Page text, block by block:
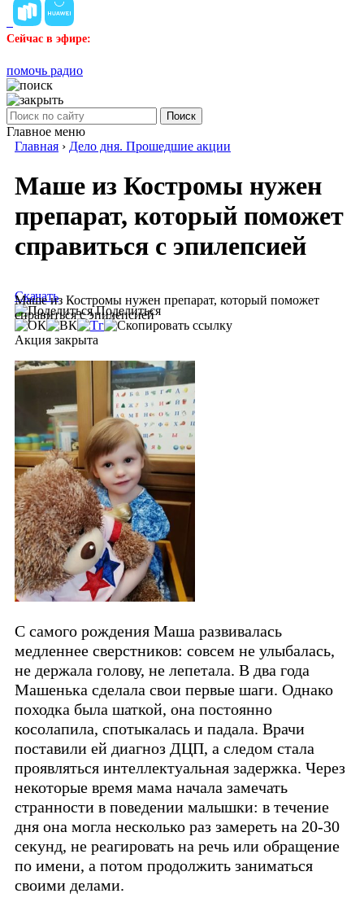
Сейчас в эфире:
помочь радио
Поиск
Главное меню
Главная › Дело дня. Прошедшие акции
Маше из Костромы нужен
препарат, который поможет
справиться с эпилепсией
Маше из Костромы нужен препарат, который поможет
справиться с эпилепсией
Скачать
Поделиться
Акция закрыта
С самого рождения Маша развивалась
медленнее сверстников: совсем не улыбалась,
не держала голову, не лепетала. В два года
Машенька сделала свои первые шаги. Однако
походка была шаткой, она постоянно
косолапила, спотыкалась и падала. Врачи
поставили ей диагноз ДЦП, а следом стала
проявляться интеллектуальная задержка. Через
некоторые время мама начала замечать
странности в поведении малышки: в течение
дня она могла несколько раз замереть на 20-30
секунд, не реагировать на речь или обращение
по имени, а потом продолжить заниматься
своими делами.